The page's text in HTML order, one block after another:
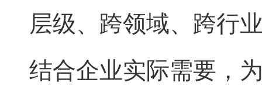
层级、跨领域、跨行
结合企业实际需要，